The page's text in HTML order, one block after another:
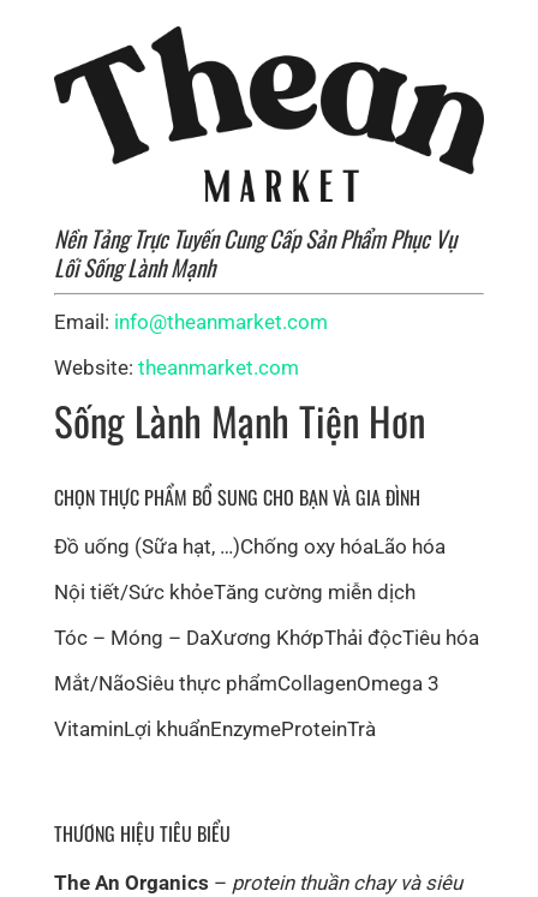
Nền Tảng Trực Tuyến Cung Cấp Sản Phẩm Phục Vụ
Lối Sống Lành Mạnh
Email: info@theanmarket.com
Website: theanmarket.com
Sống Lành Mạnh Tiện Hơn
CHỌN THỰC PHẨM BỔ SUNG CHO BẠN VÀ GIA ĐÌNH
Đồ uống (Sữa hạt, …)Chống oxy hóaLão hóa
Nội tiết/Sức khỏeTăng cường miễn dịch
Tóc – Móng – DaXương KhớpThải độcTiêu hóa
Mắt/NãoSiêu thực phẩmCollagenOmega 3
VitaminLợi khuẩnEnzymeProteinTrà
THƯƠNG HIỆU TIÊU BIỂU
The An Organics – protein thuần chay và siêu